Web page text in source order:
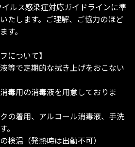
ルス感染症対応ガイドラインに準
たします。ご理解、ご協力のほど
す。
について】
等で定期的な拭き上げをおこない
毒用の消毒液を用意しておりま
の着用、アルコール消毒液、手洗
。
検温（発熱時は出勤不可）